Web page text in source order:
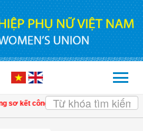
kết công tác Hội và phong trào phụ nữ 6